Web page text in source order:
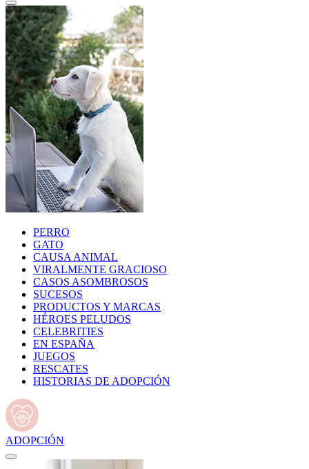
PERRO
GATO
CAUSA ANIMAL
VIRALMENTE GRACIOSO
CASOS ASOMBROSOS
SUCESOS
PRODUCTOS Y MARCAS
HÉROES PELUDOS
CELEBRITIES
EN ESPAÑA
JUEGOS
RESCATES
HISTORIAS DE ADOPCIÓN
ADOPCIÓN